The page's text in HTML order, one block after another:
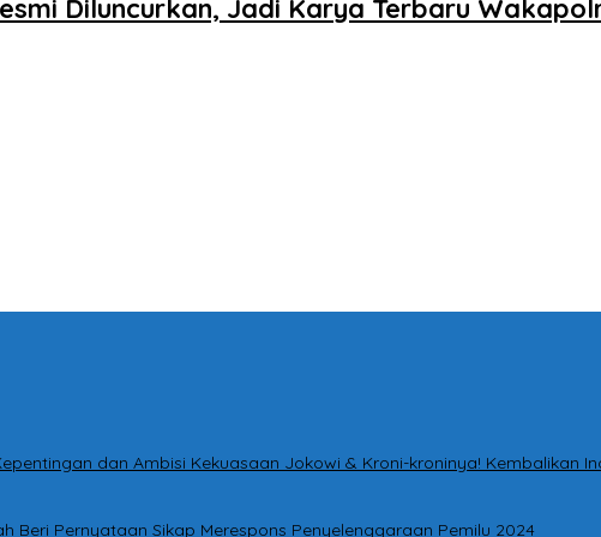
Diluncurkan, Jadi Karya Terbaru
dan Ambisi Kekuasaan Jokowi & Kroni-kroninya! Kembalikan
Beri Pernyataan Sikap Merespons Penyelenggaraan Pemilu 2024